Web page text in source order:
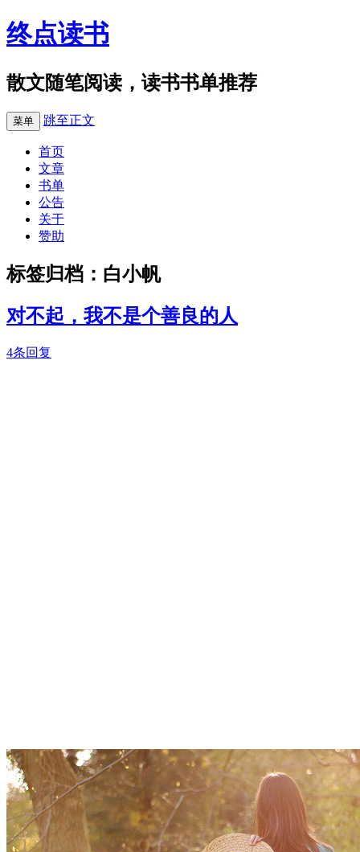
终点读书
散文随笔阅读，读书书单推荐
菜单 跳至正文
首页
文章
书单
公告
关于
赞助
标签归档： 白小帆
对不起，我不是个善良的人
4条回复